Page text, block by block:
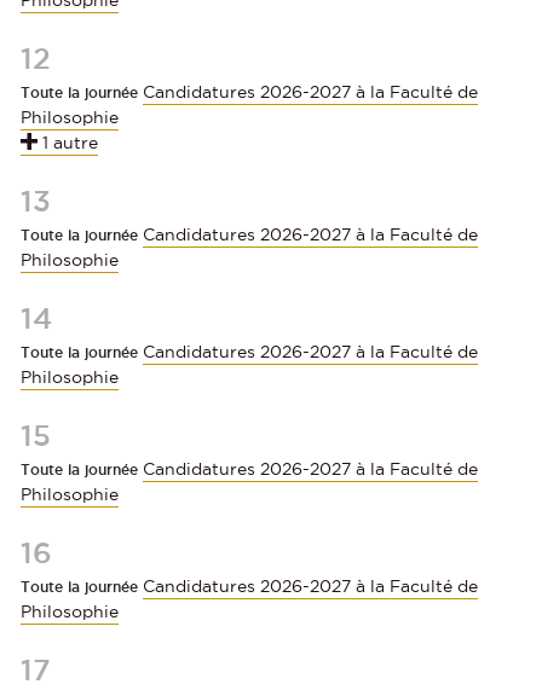
12
Toute la journée Candidatures 2026-2027 à la Faculté de
Philosophie
1 autre
13
Toute la journée Candidatures 2026-2027 à la Faculté de
Philosophie
14
Toute la journée Candidatures 2026-2027 à la Faculté de
Philosophie
15
Toute la journée Candidatures 2026-2027 à la Faculté de
Philosophie
16
Toute la journée Candidatures 2026-2027 à la Faculté de
Philosophie
17